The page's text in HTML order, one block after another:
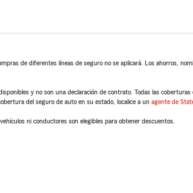
de diferentes líneas de seguro no se aplicará. Los ahorros,
y no son una declaración de contrato. Todas las
del seguro de auto en su estado, localice a un agente de
ni conductores son elegibles para obtener descuentos.